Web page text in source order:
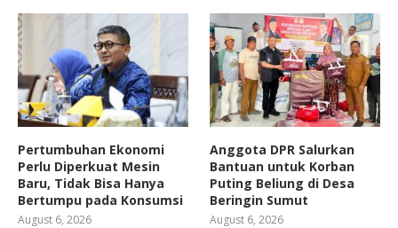
Pertumbuhan Ekonomi
Perlu Diperkuat Mesin
Baru, Tidak Bisa Hanya
Bertumpu pada Konsumsi
August 6, 2026
Anggota DPR Salurkan
Bantuan untuk Korban
Puting Beliung di Desa
Beringin Sumut
August 6, 2026